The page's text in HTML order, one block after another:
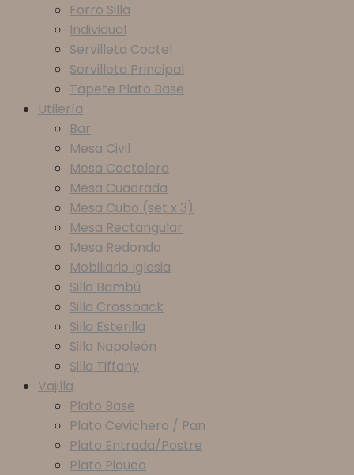
Forro Silla
Individual
Servilleta Coctel
Servilleta Principal
Tapete Plato Base
Utilería
Bar
Mesa Civil
Mesa Coctelera
Mesa Cuadrada
Mesa Cubo (set x 3)
Mesa Rectangular
Mesa Redonda
Mobiliario Iglesia
Silla Bambú
Silla Crossback
Silla Esterilla
Silla Napoleón
Silla Tiffany
Vajilla
Plato Base
Plato Cevichero / Pan
Plato Entrada/Postre
Plato Piqueo